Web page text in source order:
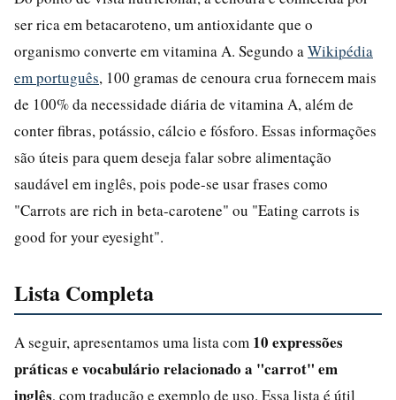
ser rica em betacaroteno, um antioxidante que o
organismo converte em vitamina A. Segundo a Wikipédia
em português, 100 gramas de cenoura crua fornecem mais
de 100% da necessidade diária de vitamina A, além de
conter fibras, potássio, cálcio e fósforo. Essas informações
são úteis para quem deseja falar sobre alimentação
saudável em inglês, pois pode-se usar frases como
"Carrots are rich in beta-carotene" ou "Eating carrots is
good for your eyesight".
Lista Completa
A seguir, apresentamos uma lista com 10 expressões
práticas e vocabulário relacionado a "carrot" em
inglês, com tradução e exemplo de uso. Essa lista é útil